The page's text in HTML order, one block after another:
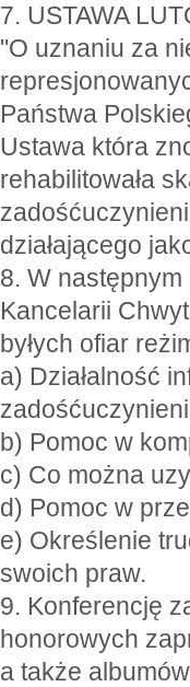
7. USTAWA
"O uznaniu za
Państwa
Ustawa która
rehabilitowała
działającego
8. W
Kancelarii
byłych ofiar
a) Działalność
b) Pomoc w
c) Co można
d) Pomoc w
e) Określenie
swoich praw.
9. Konferencję
honorowych
a także